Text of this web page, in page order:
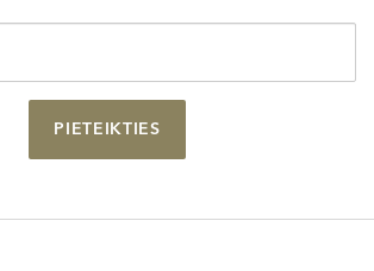
PIETEIKTIES